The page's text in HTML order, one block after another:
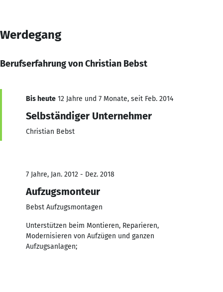
Werdegang
Berufserfahrung von Christian Bebst
Bis heute 12 Jahre und 7 Monate, seit Feb. 2014
Selbständiger Unternehmer
Christian Bebst
7 Jahre, Jan. 2012 - Dez. 2018
Aufzugsmonteur
Bebst Aufzugsmontagen
Unterstützen beim Montieren, Reparieren,
Modernisieren von Aufzügen und ganzen
Aufzugsanlagen;